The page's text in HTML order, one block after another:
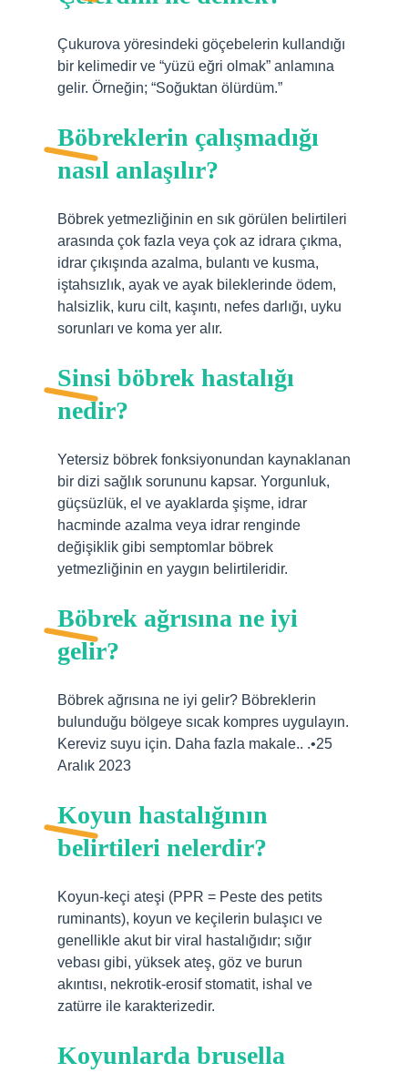
Çukurova yöresindeki göçebelerin kullandığı
bir kelimedir ve “yüzü eğri olmak” anlamına
gelir. Örneğin; “Soğuktan ölürdüm.”
Böbreklerin çalışmadığı
nasıl anlaşılır?
Böbrek yetmezliğinin en sık görülen belirtileri
arasında çok fazla veya çok az idrara çıkma,
idrar çıkışında azalma, bulantı ve kusma,
iştahsızlık, ayak ve ayak bileklerinde ödem,
halsizlik, kuru cilt, kaşıntı, nefes darlığı, uyku
sorunları ve koma yer alır.
Sinsi böbrek hastalığı
nedir?
Yetersiz böbrek fonksiyonundan kaynaklanan
bir dizi sağlık sorununu kapsar. Yorgunluk,
güçsüzlük, el ve ayaklarda şişme, idrar
hacminde azalma veya idrar renginde
değişiklik gibi semptomlar böbrek
yetmezliğinin en yaygın belirtileridir.
Böbrek ağrısına ne iyi
gelir?
Böbrek ağrısına ne iyi gelir? Böbreklerin
bulunduğu bölgeye sıcak kompres uygulayın.
Kereviz suyu için. Daha fazla makale.. .•25
Aralık 2023
Koyun hastalığının
belirtileri nelerdir?
Koyun-keçi ateşi (PPR = Peste des petits
ruminants), koyun ve keçilerin bulaşıcı ve
genellikle akut bir viral hastalığıdır; sığır
vebası gibi, yüksek ateş, göz ve burun
akıntısı, nekrotik-erosif stomatit, ishal ve
zatürre ile karakterizedir.
Koyunlarda brusella